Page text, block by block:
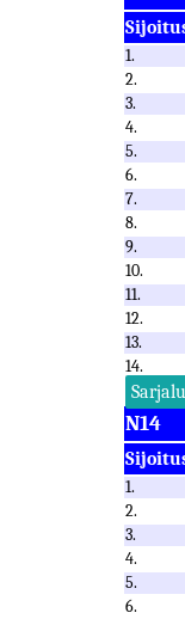
1.
2.
3.
4.
5.
6.
7.
8.
9.
10.
11.
12.
13.
14.
N14
1.
2.
3.
4.
5.
6.